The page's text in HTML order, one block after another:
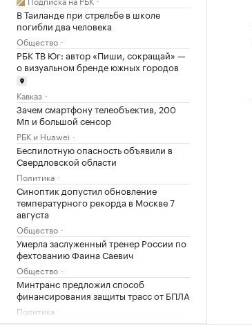
В Таиланде при стрельбе в школе
погибли два человека
Общество
РБК ТВ Юг: автор «Пиши, сокращай» —
о визуальном бренде южных городов
Кавказ
Зачем смартфону телеобъектив, 200
Мп и большой сенсор
РБК и Huawei
Беспилотную опасность объявили в
Свердловской области
Политика
Синоптик допустил обновление
температурного рекорда в Москве 7
августа
Общество
Умерла заслуженный тренер России по
фехтованию Фаина Саевич
Общество
Минтранс предложил способ
финансирования защиты трасс от БПЛА
Политика
Супруге главы издательства «Джем»